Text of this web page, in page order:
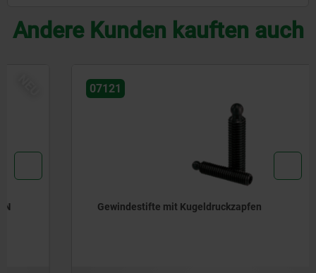
Andere Kunden kauften auch
Gewindestifte mit Kugeldruckzapfen